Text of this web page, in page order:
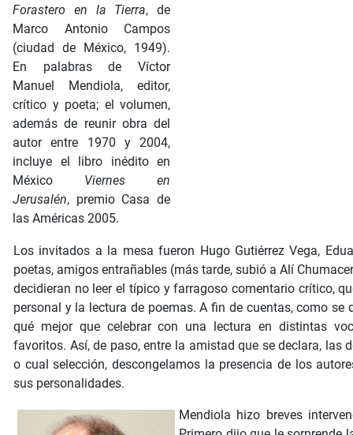
Forastero en la Tierra, de
Marco Antonio Campos
(ciudad de México, 1949).
En palabras de Víctor
Manuel Mendiola, editor,
crítico y poeta; el volumen,
además de reunir obra del
autor entre 1970 y 2004,
incluye el libro inédito en
México Viernes en
Jerusalén, premio Casa de
las Américas 2005.
Los invitados a la mesa fueron Hugo Gutiérrez Vega,
poetas, amigos entrañables (más tarde, subió a Alí
decidieran no leer el típico y farragoso comentario crítico,
personal y la lectura de poemas. A fin de cuentas, como se
qué mejor que celebrar con una lectura en distintas
favoritos. Así, de paso, entre la amistad que se declara, las
o cual selección, descongelamos la presencia de los
sus personalidades.
Mendiola hizo breves